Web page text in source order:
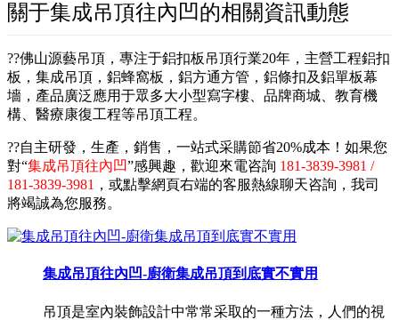
關于集成吊頂往內凹的相關資訊動態
??佛山源藝吊頂，專注于鋁扣板吊頂行業20年，主營工程鋁扣
板，集成吊頂，鋁蜂窩板，鋁方通方管，鋁條扣及鋁單板幕
墻，產品廣泛應用于眾多大小型寫字樓、品牌商城、教育機
構、醫療康復工程等吊頂工程。
??自主研發，生產，銷售，一站式采購節省20%成本！如果您
對“集成吊頂往內凹”感興趣，歡迎來電咨詢 181-3839-3981 /
181-3839-3981 ，或點擊網頁右端的客服熱線聊天咨詢，我司
將竭誠為您服務。
集成吊頂往內凹-廚衛集成吊頂到底實不實用
吊頂是室內裝飾設計中常常采取的一種方法，人們的視